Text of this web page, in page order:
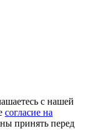
с нашей
согласие на
принять перед